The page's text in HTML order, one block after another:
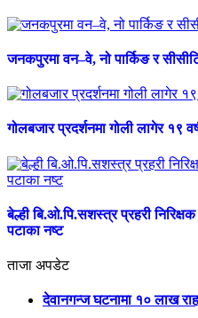
जनकपुरमा वन–वे, नो पार्किङ र
गोलबजार प्रदर्शनमा गोली लागेर १९
बेल्ही बि.ओ.पि.सशस्त्र प्रहरी
पटाका नष्ट
ताजा अपडेट
देवानगन्ज घटनामा १० लाख